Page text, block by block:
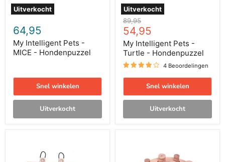
Uitverkocht
64,95
My Intelligent Pets -
MICE - Hondenpuzzel
Snel winkelen
Uitverkocht
Uitverkocht
Oorspronkelijke
prijs
89,95
Huidige
prijs
54,95
My Intelligent Pets -
Turtle - Hondenpuzzel
4 Beoordelingen
Snel winkelen
Uitverkocht